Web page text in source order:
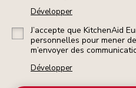
Développer
J’accepte que KitchenAid
personnelles pour mener
m’envoyer des
Développer